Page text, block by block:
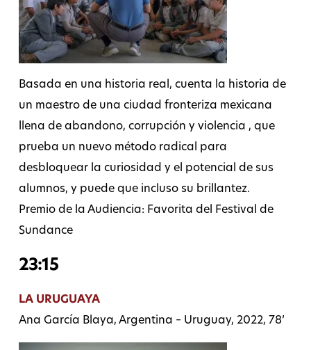
Basada en una historia real, cuenta la historia de
un maestro de una ciudad fronteriza mexicana
llena de abandono, corrupción y violencia , que
prueba un nuevo método radical para
desbloquear la curiosidad y el potencial de sus
alumnos, y puede que incluso su brillantez.
Premio de la Audiencia: Favorita del Festival de
Sundance
23:15
LA URUGUAYA
Ana García Blaya, Argentina – Uruguay, 2022, 78’